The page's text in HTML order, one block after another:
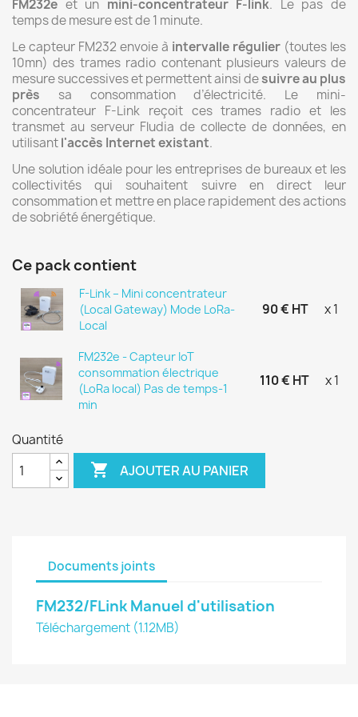
FM232e et un mini-concentrateur F-link. Le pas de
temps de mesure est de 1 minute.
Le capteur FM232 envoie à intervalle régulier (toutes les
10mn) des trames radio contenant plusieurs valeurs de
mesure successives et permettent ainsi desuivre au plus
près sa consommation d’électricité. Le mini-
concentrateur F-Link reçoit ces trames radio et les
transmet au serveur Fludia de collecte de données, en
utilisantl'accès Internet existant.
Une solution idéale pour les entreprises de bureaux et les
collectivités qui souhaitent suivre en direct leur
consommation et mettre en place rapidement des actions
de sobriété énergétique.
Ce pack contient
F-Link – Mini concentrateur
(Local Gateway) Mode LoRa-
Local
90 € HT x 1
FM232e - Capteur IoT
consommation électrique
(LoRa local) Pas de temps-1
min
110 € HT x 1
Quantité
 AJOUTER AU PANIER
Documents joints
FM232/FLink Manuel d'utilisation
Téléchargement (1.12MB)